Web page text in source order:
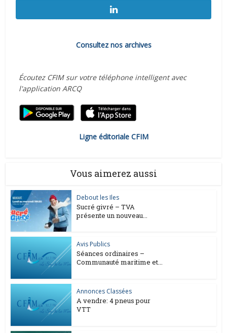
Consultez nos archives
Écoutez CFIM sur votre téléphone intelligent avec
l'application ARCQ
Ligne éditoriale CFIM
Vous aimerez aussi
Debout les Iles
Sucré givré – TVA
présente un nouveau...
Avis Publics
Séances ordinaires –
Communauté maritime et...
Annonces Classées
A vendre: 4 pneus pour
VTT